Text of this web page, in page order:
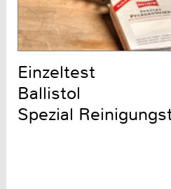
Einzeltest
Ballistol
Spezial